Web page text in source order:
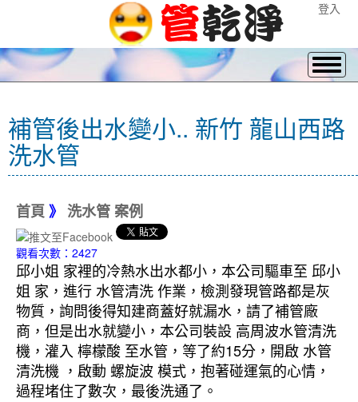
登入
補管後出水變小.. 新竹 龍山西路
洗水管
首頁 》 洗水管 案例
觀看次數：2427
邱小姐 家裡的冷熱水出水都小，本公司驅車至 邱小
姐 家 ，進行 水管清洗 作業，檢測發現管路都是灰
物質，詢問後得知建商蓋好就漏水，請了補管廠
商，但是出水就變小，本公司裝設 高周波水管清洗
機，灌入 檸檬酸 至水管，等了約15分，開啟 水管
清洗機 ，啟動 螺旋波 模式，抱著碰運氣的心情，
過程堵住了數次，最後洗通了。